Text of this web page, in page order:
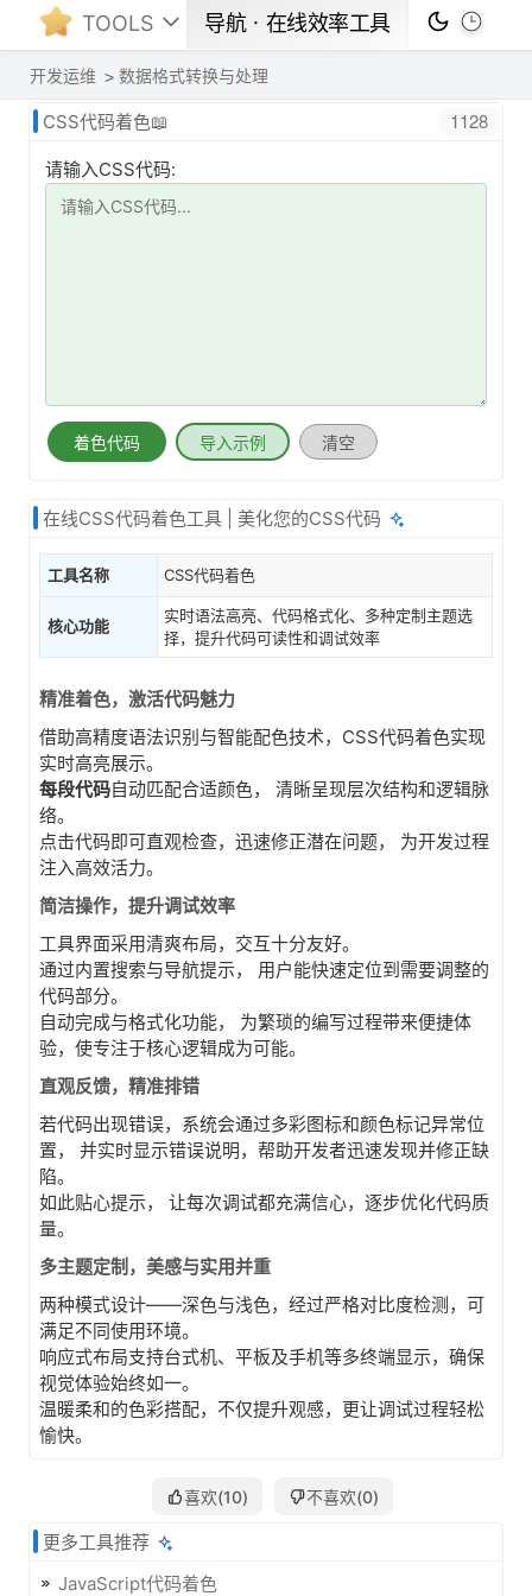
TOOLS 导航ㆍ在线效率工具
开发运维 数据格式转换与处理
CSS代码着色📖 1128
请输入CSS代码:
着色代码 导入示例 清空
在线CSS代码着色工具 | 美化您的CSS代码
工具名称 CSS代码着色
核心功能
实时语法高亮、代码格式化、多种定制主题选
择，提升代码可读性和调试效率
精准着色，激活代码魅力
借助高精度语法识别与智能配色技术，CSS代码着色实现
实时高亮展示。
每段代码自动匹配合适颜色， 清晰呈现层次结构和逻辑脉
络。
点击代码即可直观检查，迅速修正潜在问题， 为开发过程
注入高效活力。
简洁操作，提升调试效率
工具界面采用清爽布局，交互十分友好。
通过内置搜索与导航提示， 用户能快速定位到需要调整的
代码部分。
自动完成与格式化功能， 为繁琐的编写过程带来便捷体
验，使专注于核心逻辑成为可能。
直观反馈，精准排错
若代码出现错误，系统会通过多彩图标和颜色标记异常位
置， 并实时显示错误说明，帮助开发者迅速发现并修正缺
陷。
如此贴心提示， 让每次调试都充满信心，逐步优化代码质
量。
多主题定制，美感与实用并重
两种模式设计——深色与浅色，经过严格对比度检测，可
满足不同使用环境。
响应式布局支持台式机、平板及手机等多终端显示，确保
视觉体验始终如一。
温暖柔和的色彩搭配，不仅提升观感，更让调试过程轻松
愉快。
喜欢(10) 不喜欢(0)
更多工具推荐
JavaScript代码着色